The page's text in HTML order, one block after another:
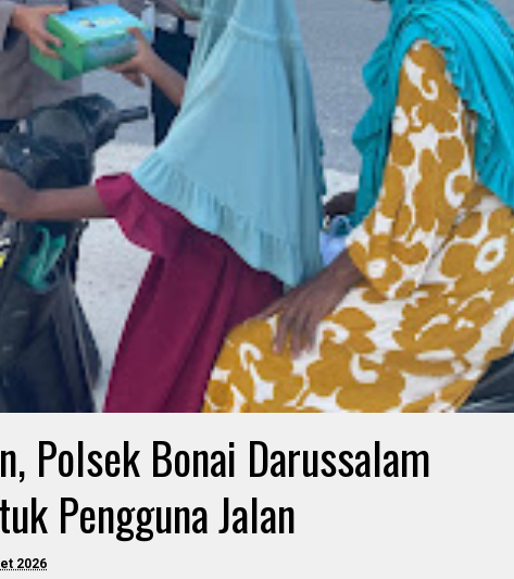
Polsek Bonai Darussalam
Pengguna Jalan
2026